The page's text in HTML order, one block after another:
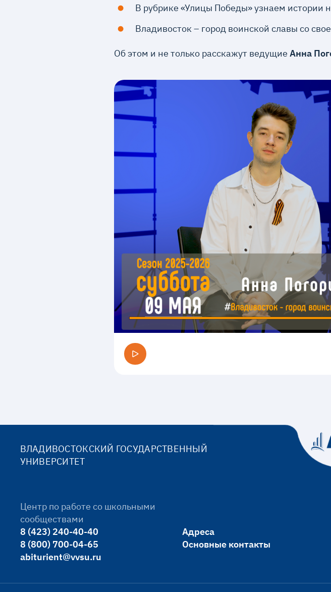
В рубрике «Улицы Победы» узнаем истории
Владивосток – город воинской славы со
Об этом и не только расскажут ведущиеАнна
ВЛАДИВОСТОКСКИЙ ГОСУДАРСТВЕННЫЙ
УНИВЕРСИТЕТ
Центр по работе со школьными
сообществами
8 (423) 240-40-40
8 (800) 700-04-65
abiturient@vvsu.ru
Адреса
Основные контакты